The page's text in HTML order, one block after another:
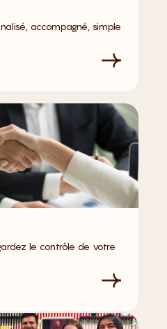
accompagné, simple
le contrôle de votre